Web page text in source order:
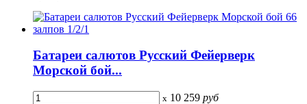
Батареи салютов Русский Фейерверк
Морской бой...
x 10 259 руб